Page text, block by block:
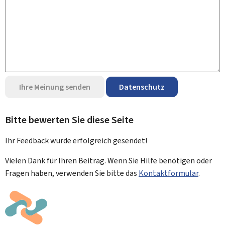
Ihre Meinung senden Datenschutz
Bitte bewerten Sie diese Seite
Ihr Feedback wurdeerfolgreichgesendet!
Vielen Dank für Ihren Beitrag. Wenn Sie Hilfe benötigen oder
Fragen haben, verwenden Sie bitte das Kontaktformular.